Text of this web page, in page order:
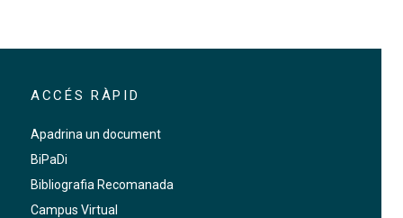
ACCÉS RÀPID
Apadrina un document
BiPaDi
Bibliografia Recomanada
Campus Virtual